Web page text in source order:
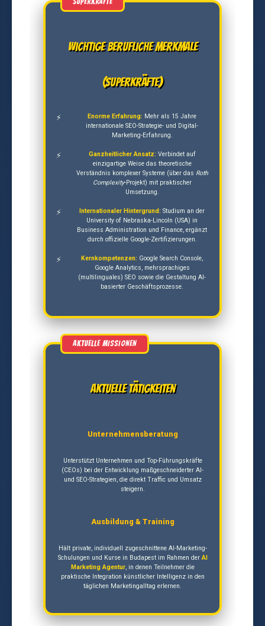
Wichtige berufliche Merkmale
(Superkräfte)
Enorme Erfahrung: Mehr als 15 Jahre
internationale SEO-Strategie- und Digital-
Marketing-Erfahrung.
Ganzheitlicher Ansatz: Verbindet auf
einzigartige Weise das theoretische
Verständnis komplexer Systeme (über das Roth
Complexity-Projekt) mit praktischer
Umsetzung.
Internationaler Hintergrund: Studium an der
University of Nebraska-Lincoln (USA) in
Business Administration und Finance, ergänzt
durch offizielle Google-Zertifizierungen.
Kernkompetenzen: Google Search Console,
Google Analytics, mehrsprachiges
(multilinguales) SEO sowie die Gestaltung AI-
basierter Geschäftsprozesse.
Aktuelle Tätigkeiten
Unternehmensberatung
Unterstützt Unternehmen und Top-Führungskräfte
(CEOs) bei der Entwicklung maßgeschneiderter AI-
und SEO-Strategien, die direkt Traffic und Umsatz
steigern.
Ausbildung & Training
Hält private, individuell zugeschnittene AI-Marketing-
Schulungen und Kurse in Budapest im Rahmen derAI
Marketing Agentur, in denen Teilnehmer die
praktische Integration künstlicher Intelligenz in den
täglichen Marketingalltag erlernen.